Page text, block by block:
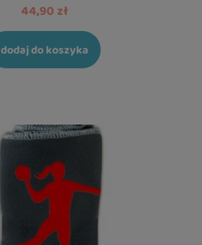
44,90 zł
dodaj do koszyka